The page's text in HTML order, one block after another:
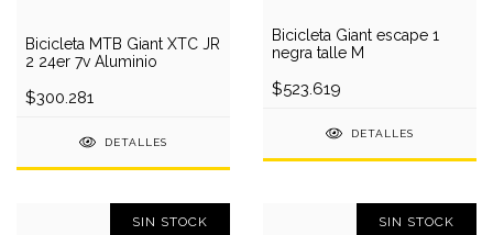
Bicicleta MTB Giant XTC JR
2 24er 7v Aluminio
$300.281
DETALLES
Bicicleta Giant escape 1
negra talle M
$523.619
DETALLES
SIN STOCK SIN STOCK